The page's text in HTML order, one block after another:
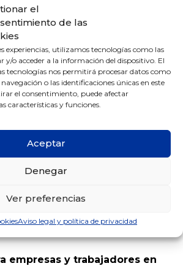
el
de las
experiencias, utilizamos tecnologías como las
y/o acceder a la información del dispositivo. El
tecnologías nos permitirá procesar datos como
o las identificaciones únicas en este
el consentimiento, puede afectar
características y funciones.
Aceptar
Denegar
Ver preferencias
Aviso legal y política de privacidad
de la propia Inspección de
en aquellas empresas que
entrada y salida de cada
electrónico (mediante reloj de
se dará por cumplida dicha
de llevar el registro de
de esta nueva obligatoriedad
desde Gabinete Cimbra
sanciones por parte de la
empresas y trabajadores en